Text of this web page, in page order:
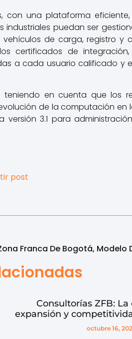
con una plataforma
puedan ser
de carga, registro y
certificados de
a cada usuario calificado y
en cuenta que los
de la computación en
3.1 para
post
Consultorías ZFB: La
expansión y
octubre 16,